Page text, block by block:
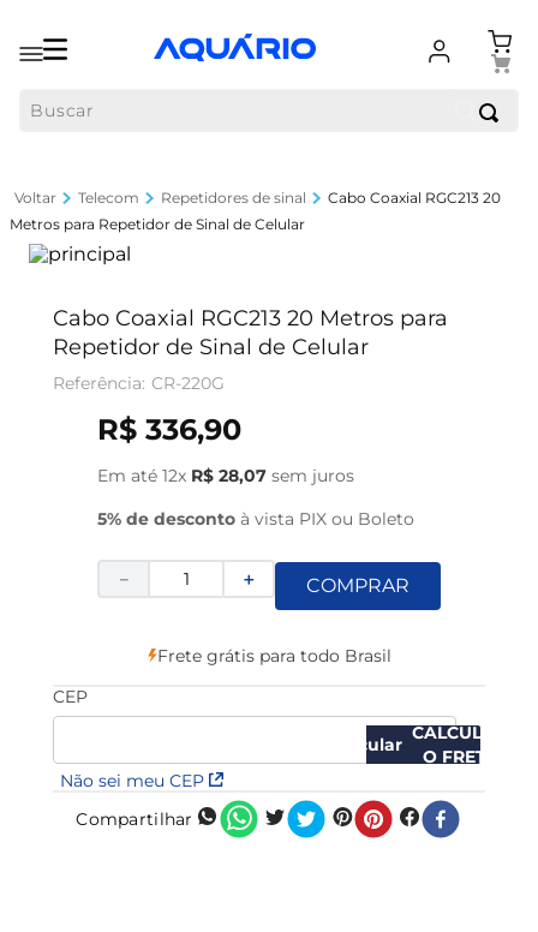
Telecom Repetidores de sinal
Cabo Coaxial RGC213 20
Metros para Repetidor de Sinal de Celular
Cabo Coaxial RGC213 20 Metros para
Repetidor de Sinal de Celular
CR-220G
R$ 336,90
Em até 12x R$ 28,07 sem juros
5% de desconto à vista PIX ou Boleto
＋
－ COMPRAR
Frete grátis para todo Brasil
CEP
Não sei meu CEP
CALCULAR
O FRETE
Compartilhar